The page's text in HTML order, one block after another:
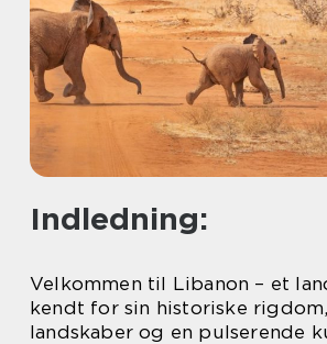
Indledning:
Velkommen til Libanon – et
kendt for sin historiske
landskaber og en pulserende